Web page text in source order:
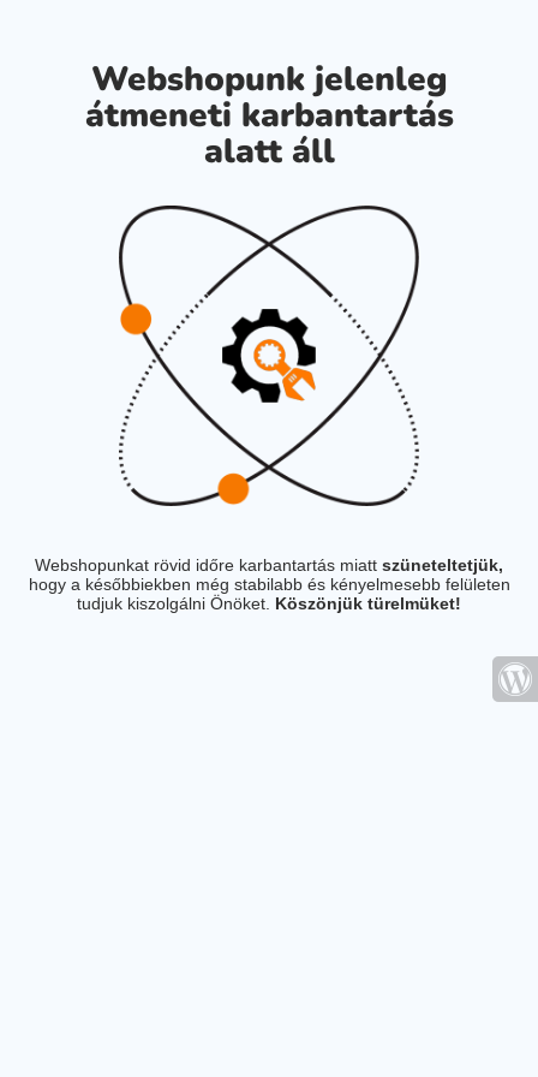
Webshopunk jelenleg
átmeneti karbantartás
alatt áll
Webshopunkat rövid időre karbantartás miatt szüneteltetjük,
hogy a későbbiekben még stabilabb és kényelmesebb felületen
tudjuk kiszolgálni Önöket. Köszönjük türelmüket!